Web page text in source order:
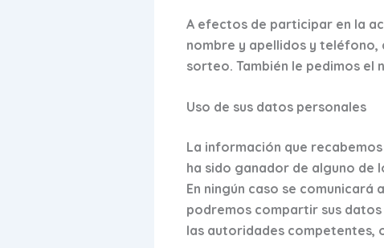
A efectos de participar en la
nombre y apellidos y teléfono,
sorteo. También le pedimos
Uso de sus datos personales
La información que
ha sido ganador de alguno de
En ningún caso se
podremos compartir sus
las autoridades competentes,